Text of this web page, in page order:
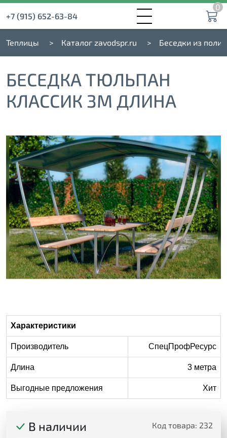
+7 (915) 652-63-84
0
Теплицы Каталог zavodspr.ru Беседки из
БЕСЕДКА ТЮЛЬПАН
КЛАССИК 3М ДЛИНА
Характеристики
Производитель СпецПрофРесурс
Длина 3 метра
Выгодные предложения Хит
В наличии Код товара: 232